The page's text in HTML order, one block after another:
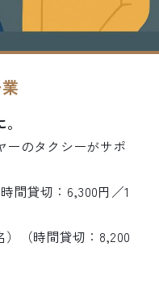
ーのタクシーがサポ
間貸切：6,300円／1
）（時間貸切：8,200